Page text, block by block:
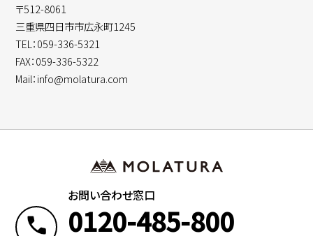
〒512-8061
三重県四日市市広永町1245
TEL：059-336-5321
FAX：059-336-5322
Mail：info@molatura.com
お問い合わせ窓口
0120-485-800